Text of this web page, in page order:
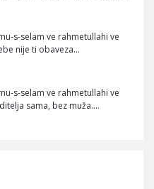
s-selam ve rahmetullahi ve
nije ti obaveza…
s-selam ve rahmetullahi ve
sama, bez muža.…